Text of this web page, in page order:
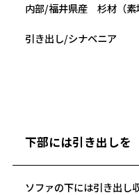
内部/福井県産 杉材（素
引き出し/シナベニア
下部には引き出しを
ソファの下には引き出し